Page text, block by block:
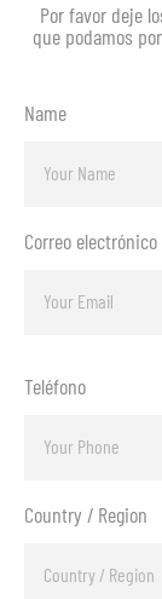
Por favor deje
que podamos
Name
Correo electrónico
Teléfono
Country / Region